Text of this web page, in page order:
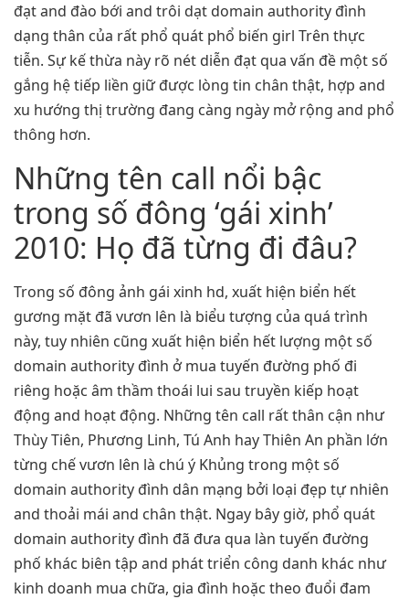
đạt and đào bới and trôi dạt domain authority đình
dạng thân của rất phổ quát phổ biến girl Trên thực
tiễn. Sự kế thừa này rõ nét diễn đạt qua vấn đề một số
gắng hệ tiếp liền giữ được lòng tin chân thật, hợp and
xu hướng thị trường đang càng ngày mở rộng and phổ
thông hơn.
Những tên call nổi bậc
trong số đông ‘gái xinh’
2010: Họ đã từng đi đâu?
Trong số đông ảnh gái xinh hd, xuất hiện biển hết
gương mặt đã vươn lên là biểu tượng của quá trình
này, tuy nhiên cũng xuất hiện biển hết lượng một số
domain authority đình ở mua tuyến đường phố đi
riêng hoặc âm thầm thoái lui sau truyền kiếp hoạt
động and hoạt động. Những tên call rất thân cận như
Thùy Tiên, Phương Linh, Tú Anh hay Thiên An phần lớn
từng chế vươn lên là chú ý Khủng trong một số
domain authority đình dân mạng bởi loại đẹp tự nhiên
and thoải mái and chân thật. Ngay bây giờ, phổ quát
domain authority đình đã đưa qua làn tuyến đường
phố khác biên tập and phát triển công danh khác như
kinh doanh mua chữa, gia đình hoặc theo đuổi đam